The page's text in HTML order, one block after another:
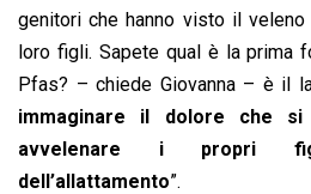
genitori che hanno visto il
loro figli. Sapete qual è la prima
Pfas? – chiede Giovanna – è il
immaginare il dolore che
avvelenare i propri
dell’allattamento”.